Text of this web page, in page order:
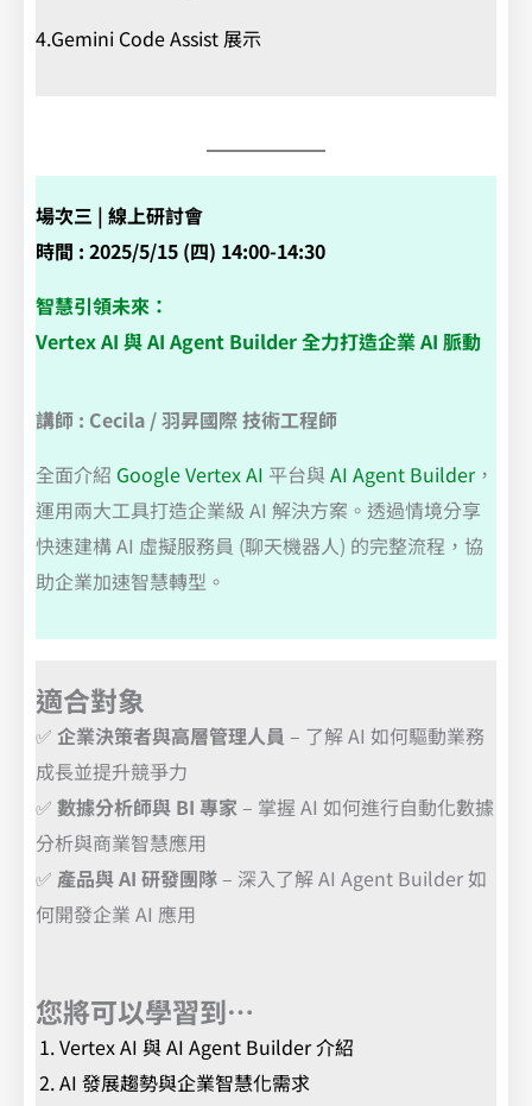
4.Gemini Code Assist 展示
場次三 | 線上研討會
時間 : 2025/5/15 (四) 14:00-14:30
智慧引領未來：
Vertex AI 與 AI Agent Builder 全力打造企業 AI 脈動
講師 : Cecila / 羽昇國際 技術工程師
全面介紹 Google Vertex AI 平台與 AI Agent Builder，
運用兩大工具打造企業級 AI 解決方案。透過情境分享
快速建構 AI 虛擬服務員 (聊天機器人) 的完整流程，協
助企業加速智慧轉型。
適合對象
✅ 企業決策者與高層管理人員 – 了解 AI 如何驅動業務
成長並提升競爭力
✅ 數據分析師與 BI 專家– 掌握 AI 如何進行自動化數據
分析與商業智慧應用
✅ 產品與 AI 研發團隊– 深入了解 AI Agent Builder 如
何開發企業 AI 應用
您將可以學習到…
Vertex AI 與 AI Agent Builder 介紹
AI 發展趨勢與企業智慧化需求